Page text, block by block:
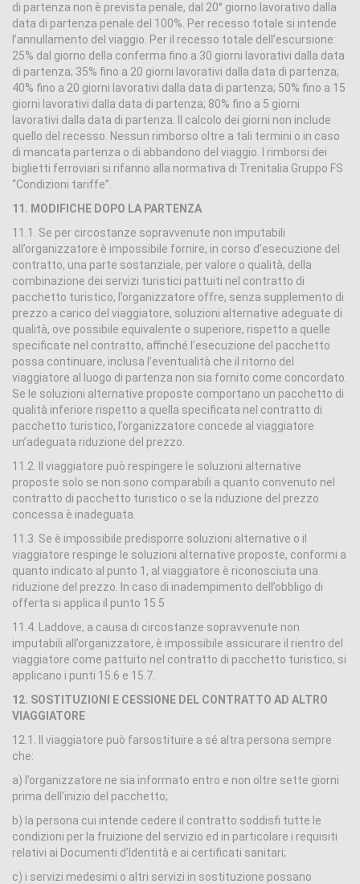
di partenza non è prevista penale, dal 20° giorno lavorativo dalla
data di partenza penale del 100%. Per recesso totale si intende
l’annullamento del viaggio. Per il recesso totale dell’escursione:
25% dal giorno della conferma fino a 30 giorni lavorativi dalla data
di partenza; 35% fino a 20 giorni lavorativi dalla data di partenza;
40% fino a 20 giorni lavorativi dalla data di partenza; 50% fino a 15
giorni lavorativi dalla data di partenza; 80% fino a 5 giorni
lavorativi dalla data di partenza. Il calcolo dei giorni non include
quello del recesso. Nessun rimborso oltre a tali termini o in caso
di mancata partenza o di abbandono del viaggio. I rimborsi dei
biglietti ferroviari si rifanno alla normativa di Trenitalia Gruppo FS
“Condizioni tariffe”.
11. MODIFICHE DOPO LA PARTENZA
11.1. Se per circostanze sopravvenute non imputabili
all’organizzatore è impossibile fornire, in corso d’esecuzione del
contratto, una parte sostanziale, per valore o qualità, della
combinazione dei servizi turistici pattuiti nel contratto di
pacchetto turistico, l’organizzatore offre, senza supplemento di
prezzo a carico del viaggiatore, soluzioni alternative adeguate di
qualità, ove possibile equivalente o superiore, rispetto a quelle
specificate nel contratto, affinché l’esecuzione del pacchetto
possa continuare, inclusa l’eventualità che il ritorno del
viaggiatore al luogo di partenza non sia fornito come concordato.
Se le soluzioni alternative proposte comportano un pacchetto di
qualità inferiore rispetto a quella specificata nel contratto di
pacchetto turistico, l’organizzatore concede al viaggiatore
un’adeguata riduzione del prezzo.
11.2. Il viaggiatore può respingere le soluzioni alternative
proposte solo se non sono comparabili a quanto convenuto nel
contratto di pacchetto turistico o se la riduzione del prezzo
concessa è inadeguata.
11.3. Se è impossibile predisporre soluzioni alternative o il
viaggiatore respinge le soluzioni alternative proposte, conformi a
quanto indicato al punto 1, al viaggiatore è riconosciuta una
riduzione del prezzo. In caso di inadempimento dell’obbligo di
offerta si applica il punto 15.5
11.4. Laddove, a causa di circostanze sopravvenute non
imputabili all’organizzatore, è impossibile assicurare il rientro del
viaggiatore come pattuito nel contratto di pacchetto turistico, si
applicano i punti 15.6 e 15.7.
12. SOSTITUZIONI E CESSIONE DEL CONTRATTO AD ALTRO
VIAGGIATORE
12.1. Il viaggiatore può farsostituire a sé altra persona sempre
che:
a) l’organizzatore ne sia informato entro e non oltre sette giorni
prima dell’inizio del pacchetto;
b) la persona cui intende cedere il contratto soddisfi tutte le
condizioni per la fruizione del servizio ed in particolare i requisiti
relativi ai Documenti d’Identità e ai certificati sanitari;
c) i servizi medesimi o altri servizi in sostituzione possano